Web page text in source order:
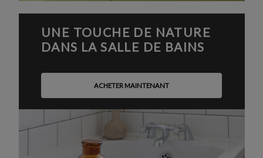
UNE TOUCHE DE NATURE
DANS LA SALLE DE BAINS
ACHETER MAINTENANT